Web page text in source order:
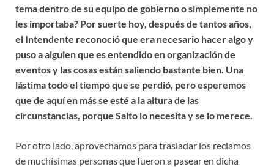
tema dentro de su equipo de gobierno o simplemente no
les importaba? Por suerte hoy, después de tantos años,
el Intendente reconoció que era necesario hacer algo y
puso a alguien que es entendido en organización de
eventos y las cosas están saliendo bastante bien. Una
lástima todo el tiempo que se perdió, pero esperemos
que de aquí en más se esté a la altura de las
circunstancias, porque Salto lo necesita y se lo merece.
Por otro lado, aprovechamos para trasladar los reclamos
de muchísimas personas que fueron a pasear en dicha